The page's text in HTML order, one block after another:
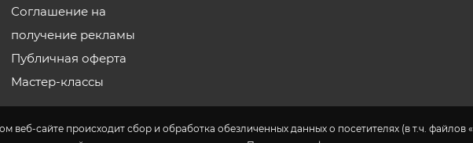
веб-сайте происходит сбор и обработка обезличенных данных о посетителях (в т.ч. файлов
Соглашение на
получение рекламы
Публичная оферта
Мастер-классы